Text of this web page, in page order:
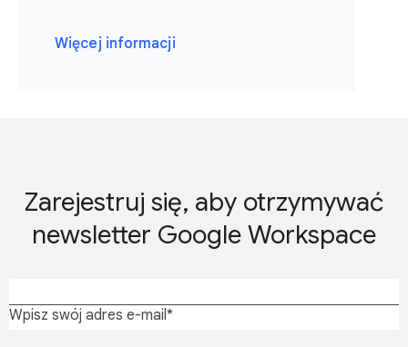
Więcej informacji
Zarejestruj się, aby otrzymywać
newsletter Google Workspace
Wpisz swój adres e-mail